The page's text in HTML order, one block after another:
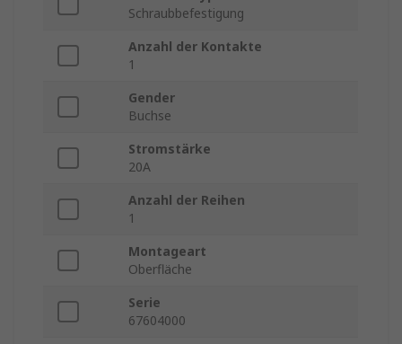
Schraubbefestigung
Anzahl der Kontakte
1
Gender
Buchse
Stromstärke
20A
Anzahl der Reihen
1
Montageart
Oberfläche
Serie
67604000